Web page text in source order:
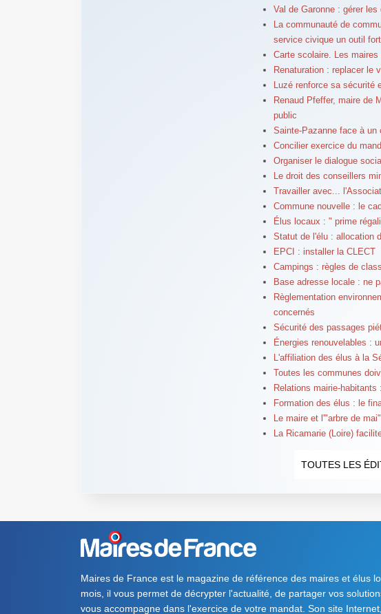
Val de Garonne : gérer
La communauté de
service civique un outil
Carte scolaire. Les
Renaturation : replacer le
Luzé renforce sa
Renaud Pfeffer, maire de
public
Sainte-Pazanne face à un
Concilier exercice du
Organiser le dialogue
Le droit des conseillers
Travailler avec...
Commune nouvelle : le
Élus locaux : " prime
Statut de l'élu : allocation
EPCI : installer la CLECT
Campings : règles de
Base adresse locale : ne
Règlementation
concernés
Sécurité des passages
Énergies renouvelables :
L'affiliation des élus à la
Toutes les communes
Relations mairie-
Formation des élus : le
Le maire et l'"arbre de mai"
La Ricamarie (Loire)
TOUTES LES
Maires de France est le magazine de référence des maires et élus
mois, il vous permet de décrypter l'actualité, de partager vos
vous accompagne dans l'exercice de votre mandat. Son site Internet,